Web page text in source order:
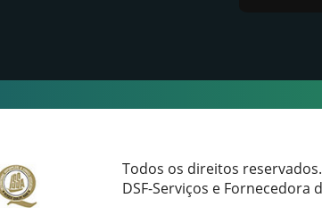
Todos os direitos reservados.
DSF-Serviços e Fornecedora